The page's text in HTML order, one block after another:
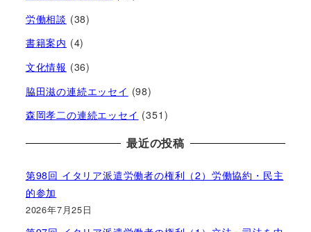
労働相談 (38)
書籍案内 (4)
文化情報 (36)
脇田滋の連続エッセイ (98)
森岡孝二の連続エッセイ (351)
最近の投稿
第98回 イタリア派遣労働者の権利（2）労働協約・民主
的参加
2026年7月25日